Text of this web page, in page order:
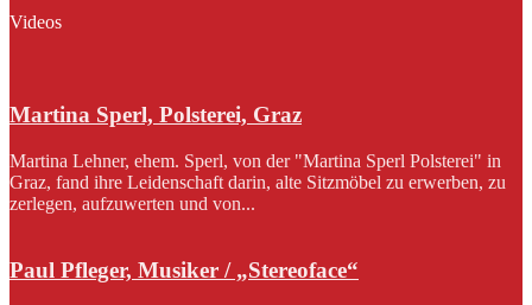
Videos
Martina Sperl, Polsterei, Graz
Martina Lehner, ehem. Sperl, von der "Martina Sperl Polsterei" in
Graz, fand ihre Leidenschaft darin, alte Sitzmöbel zu erwerben, zu
zerlegen, aufzuwerten und von...
Paul Pfleger, Musiker / „Stereoface“